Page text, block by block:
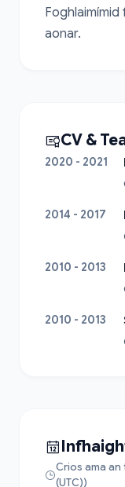
aonar.
CV &
2020 - 2021
2014 - 2017
2010 - 2013
2010 - 2013
Crios ama an
(UTC))